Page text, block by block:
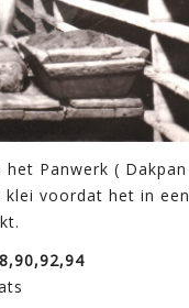
Panwerk ( Dakpan
klei voordat het in een